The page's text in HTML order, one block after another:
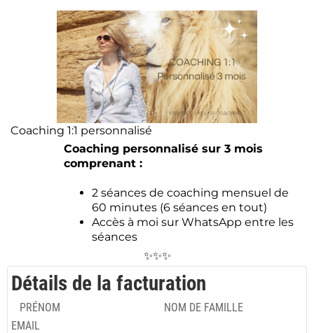
Coaching 1:1 personnalisé
Coaching personnalisé sur 3 mois
comprenant :
2 séances de coaching mensuel de
60 minutes (6 séances en tout)
Accès à moi sur WhatsApp entre les
séances
✨✨✨
Détails de la facturation
PRÉNOM
NOM DE FAMILLE
EMAIL